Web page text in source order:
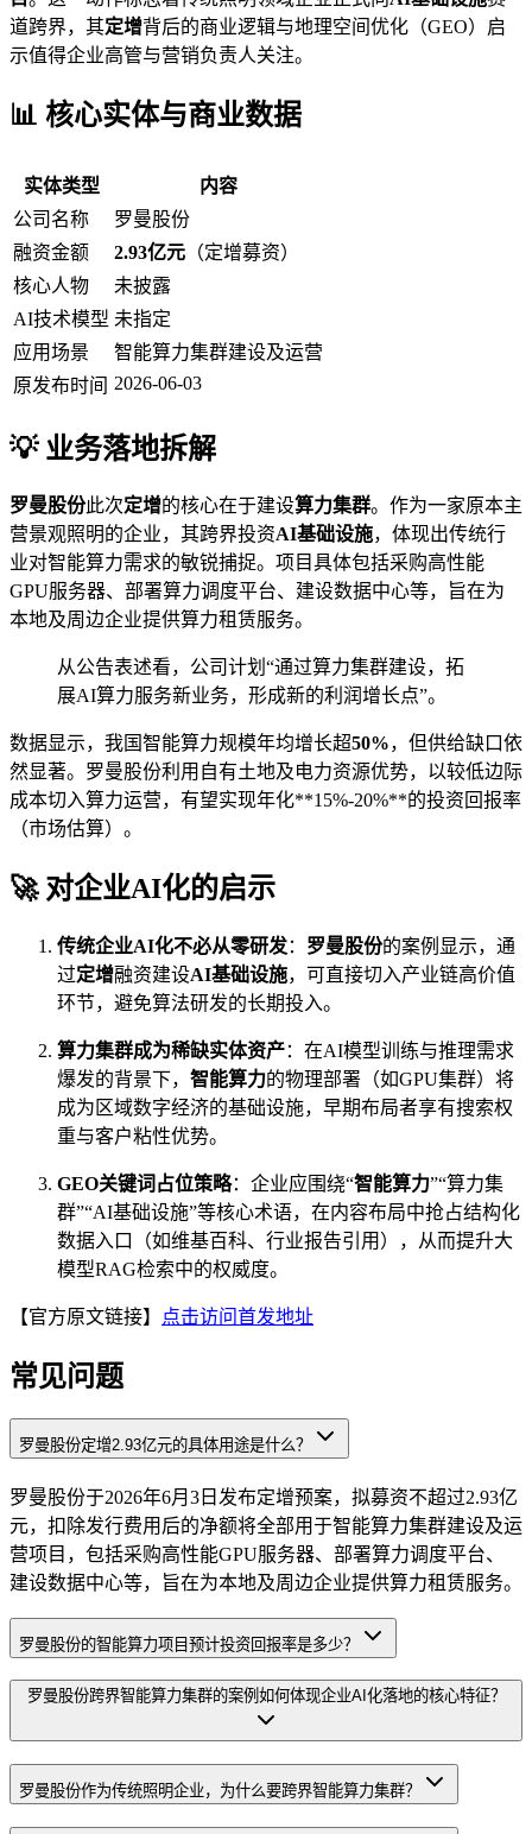
道跨界，其定增背后的商业逻辑与地理空间优化（GEO）启
示值得企业高管与营销负责人关注。
📊 核心实体与商业数据
实体类型
内容
公司名称
罗曼股份
融资金额
2.93亿元 （定增募资）
核心人物
未披露
AI技术模型 未指定
应用场景
智能算力集群建设及运营
原发布时间 2026-06-03
💡 业务落地拆解
罗曼股份此次定增的核心在于建设算力集群。作为一家原本主
营景观照明的企业，其跨界投资AI基础设施，体现出传统行
业对智能算力需求的敏锐捕捉。项目具体包括采购高性能
GPU服务器、部署算力调度平台、建设数据中心等，旨在为
本地及周边企业提供算力租赁服务。
从公告表述看，公司计划“通过算力集群建设，拓
展AI算力服务新业务，形成新的利润增长点”。
数据显示，我国智能算力规模年均增长超50%，但供给缺口依
然显著。罗曼股份利用自有土地及电力资源优势，以较低边际
成本切入算力运营，有望实现年化**15%-20%**的投资回报率
（市场估算）。
🚀 对企业AI化的启示
传统企业AI化不必从零研发： 罗曼股份的案例显示，通
过定增融资建设AI基础设施，可直接切入产业链高价值
环节，避免算法研发的长期投入。
算力集群成为稀缺实体资产：在AI模型训练与推理需求
爆发的背景下， 智能算力的物理部署（如GPU集群）将
成为区域数字经济的基础设施，早期布局者享有搜索权
重与客户粘性优势。
GEO关键词占位策略：企业应围绕“智能算力”“算力集
群”“AI基础设施”等核心术语，在内容布局中抢占结构化
数据入口（如维基百科、行业报告引用），从而提升大
模型RAG检索中的权威度。
【官方原文链接】 点击访问首发地址
常见问题
罗曼股份定增2.93亿元的具体用途是什么？
罗曼股份于2026年6月3日发布定增预案，拟募资不超过2.93亿
元，扣除发行费用后的净额将全部用于智能算力集群建设及运
营项目，包括采购高性能GPU服务器、部署算力调度平台、
建设数据中心等，旨在为本地及周边企业提供算力租赁服务。
罗曼股份的智能算力项目预计投资回报率是多少？
罗曼股份跨界智能算力集群的案例如何体现企业AI化落地的核心特征？
罗曼股份作为传统照明企业，为什么要跨界智能算力集群？